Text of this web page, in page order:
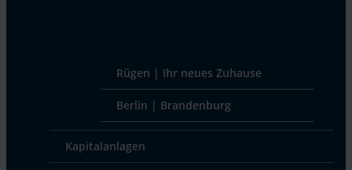
Rügen | Ihr neues Zuhause
Berlin | Brandenburg
Kapitalanlagen